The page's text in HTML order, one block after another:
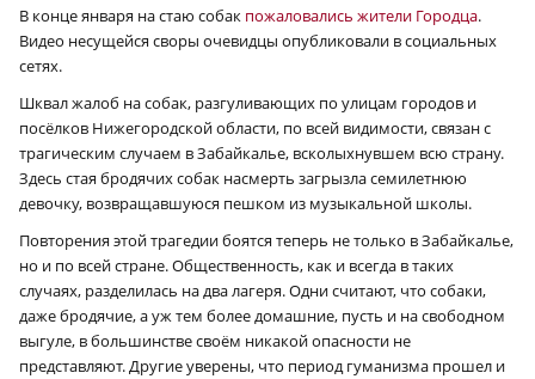
В конце января на стаю собак пожаловались жители Городца.
Видео несущейся своры очевидцы опубликовали в социальных
сетях.
Шквал жалоб на собак, разгуливающих по улицам городов и
посёлков Нижегородской области, по всей видимости, связан с
трагическим случаем в Забайкалье, всколыхнувшем всю страну.
Здесь стая бродячих собак насмерть загрызла семилетнюю
девочку, возвращавшуюся пешком из музыкальной школы.
Повторения этой трагедии боятся теперь не только в Забайкалье,
но и по всей стране. Общественность, как и всегда в таких
случаях, разделилась на два лагеря. Одни считают, что собаки,
даже бродячие, а уж тем более домашние, пусть и на свободном
выгуле, в большинстве своём никакой опасности не
представляют. Другие уверены, что период гуманизма прошел и